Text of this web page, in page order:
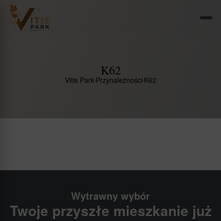
K62
Vitis Park Przynależności K62
Wytrawny wybór
Twoje przyszłe mieszkanie już